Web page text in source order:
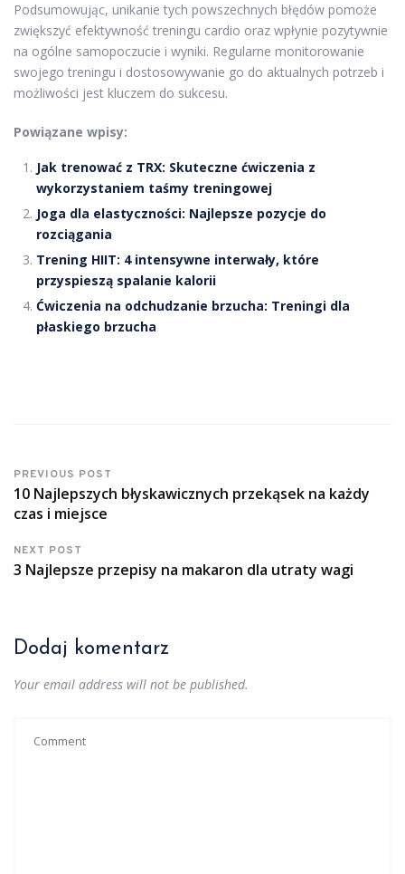
Podsumowując, unikanie tych powszechnych błędów pomoże
zwiększyć efektywność treningu cardio oraz wpłynie pozytywnie
na ogólne samopoczucie i wyniki. Regularne monitorowanie
swojego treningu i dostosowywanie go do aktualnych potrzeb i
możliwości jest kluczem do sukcesu.
Powiązane wpisy:
Jak trenować z TRX: Skuteczne ćwiczenia z
wykorzystaniem taśmy treningowej
Joga dla elastyczności: Najlepsze pozycje do
rozciągania
Trening HIIT: 4 intensywne interwały, które
przyspieszą spalanie kalorii
Ćwiczenia na odchudzanie brzucha: Treningi dla
płaskiego brzucha
PREVIOUS POST
10 Najlepszych błyskawicznych przekąsek na każdy
czas i miejsce
NEXT POST
3 Najlepsze przepisy na makaron dla utraty wagi
Dodaj komentarz
Your email address will not be published.